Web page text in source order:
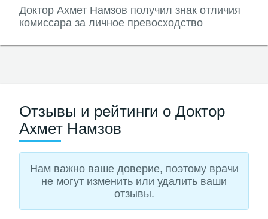
Доктор Ахмет Намзов получил знак отличия
комиссара за личное превосходство
Отзывы и рейтинги о Доктор
Ахмет Намзов
Нам важно ваше доверие, поэтому врачи
не могут изменить или удалить ваши
отзывы.